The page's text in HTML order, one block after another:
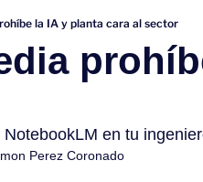
la IA y planta cara al sector
en tu
Perez Coronado